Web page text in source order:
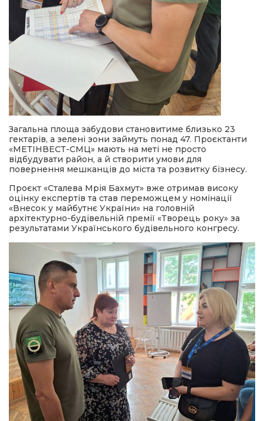
Загальна площа забудови становитиме близько 23
гектарів, а зелені зони займуть понад 47. Проєктанти
«МЕТІНВЕСТ-СМЦ» мають на меті не просто
відбудувати район, а й створити умови для
повернення мешканців до міста та розвитку бізнесу.
Проєкт «Сталева Мрія Бахмут» вже отримав високу
оцінку експертів та став переможцем у номінації
«Внесок у майбутнє України» на головній
архітектурно-будівельній премії «Творець року» за
результатами Українського будівельного конгресу.